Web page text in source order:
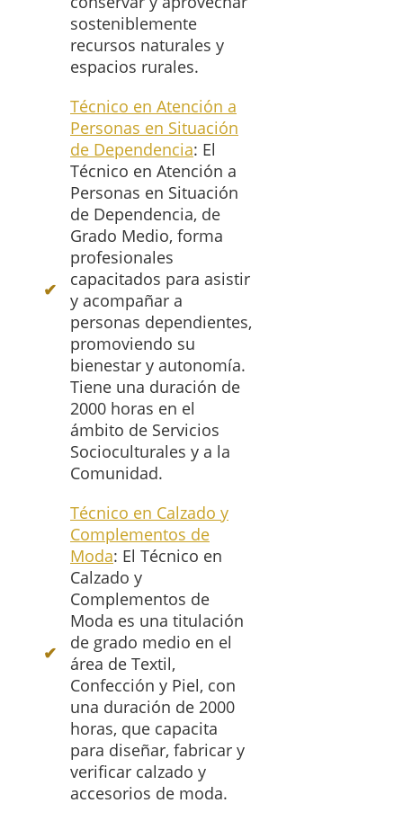
sosteniblemente
recursos naturales y
espacios rurales.
Técnico en Atención a
Personas en Situación
de Dependencia: El
Técnico en Atención a
Personas en Situación
de Dependencia, de
Grado Medio, forma
profesionales
capacitados para asistir
y acompañar a
personas dependientes,
promoviendo su
bienestar y autonomía.
Tiene una duración de
2000 horas en el
ámbito de Servicios
Socioculturales y a la
Comunidad.
Técnico en Calzado y
Complementos de
Moda: El Técnico en
Calzado y
Complementos de
Moda es una titulación
de grado medio en el
área de Textil,
Confección y Piel, con
una duración de 2000
horas, que capacita
para diseñar, fabricar y
verificar calzado y
accesorios de moda.